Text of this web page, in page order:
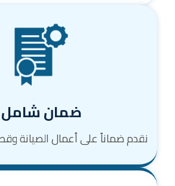
ضمان شامل
نقدم ضماناً على أعمال الصيانة